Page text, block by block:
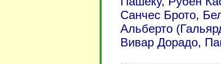
Санчес Брото,
Альберто
Вивар Дорадо,